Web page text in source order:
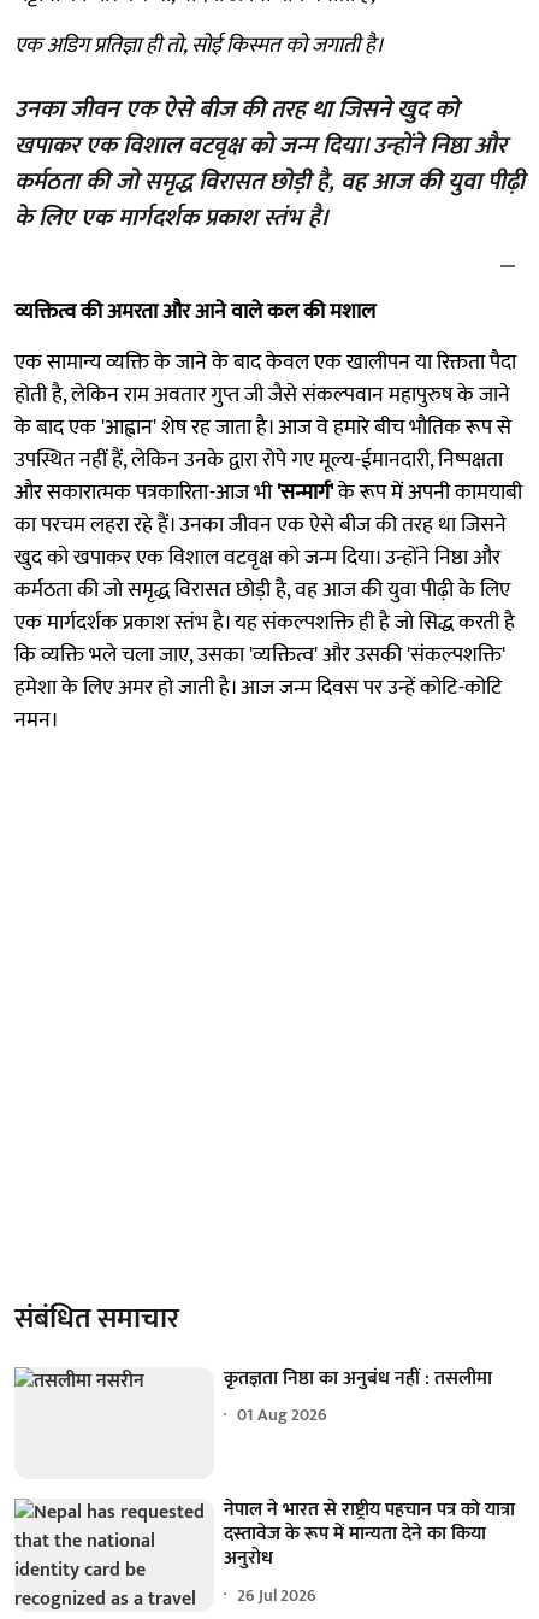
एक अडिग प्रतिज्ञा ही तो, सोई किस्मत को जगाती है।
उनका जीवन एक ऐसे बीज की तरह था जिसने खुद को
खपाकर एक विशाल वटवृक्ष को जन्म दिया। उन्होंने निष्ठा और
कर्मठता की जो समृद्ध विरासत छोड़ी है, वह आज की युवा पीढ़ी
के लिए एक मार्गदर्शक प्रकाश स्तंभ है।
व्यक्तित्व की अमरता और आने वाले कल की मशाल
एक सामान्य व्यक्ति के जाने के बाद केवल एक खालीपन या रिक्तता पैदा
होती है, लेकिन राम अवतार गुप्त जी जैसे संकल्पवान महापुरुष के जाने
के बाद एक 'आह्वान' शेष रह जाता है। आज वे हमारे बीच भौतिक रूप से
उपस्थित नहीं हैं, लेकिन उनके द्वारा रोपे गए मूल्य-ईमानदारी, निष्पक्षता
और सकारात्मक पत्रकारिता-आज भी'सन्मार्ग'के रूप में अपनी कामयाबी
का परचम लहरा रहे हैं। उनका जीवन एक ऐसे बीज की तरह था जिसने
खुद को खपाकर एक विशाल वटवृक्ष को जन्म दिया। उन्होंने निष्ठा और
कर्मठता की जो समृद्ध विरासत छोड़ी है, वह आज की युवा पीढ़ी के लिए
एक मार्गदर्शक प्रकाश स्तंभ है। यह संकल्पशक्ति ही है जो सिद्ध करती है
कि व्यक्ति भले चला जाए, उसका 'व्यक्तित्व' और उसकी 'संकल्पशक्ति'
हमेशा के लिए अमर हो जाती है। आज जन्म दिवस पर उन्हें कोटि-कोटि
नमन।
संबंधित समाचार
कृतज्ञता निष्ठा का अनुबंध नहीं : तसलीमा
01 Aug 2026
नेपाल ने भारत से राष्ट्रीय पहचान पत्र को यात्रा
दस्तावेज के रूप में मान्यता देने का किया
अनुरोध
26 Jul 2026